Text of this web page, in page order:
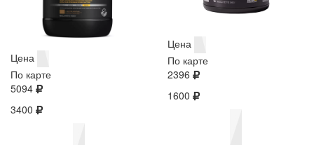
Цена
По карте
5094
3400
Цена
По карте
2396
1600